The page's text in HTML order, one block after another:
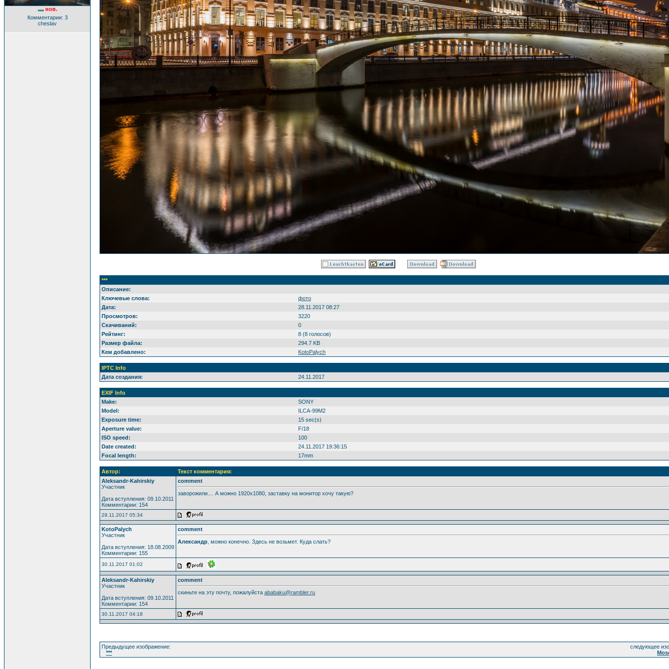
*** нов.
Комментарии: 3
cheslav
***
Описание:
Ключевые слова:
фото
Дата:
28.11.2017 08:27
Просмотров:
3220
Скачиваний:
0
Рейтинг:
8 (8 голосов)
Размер файла:
294.7 KB
Кем добавлено:
KotoPalych
IPTC Info
Дата создания:
24.11.2017
EXIF Info
Make:
SONY
Model:
ILCA-99M2
Exposure time:
15 sec(s)
Aperture value:
F/18
ISO speed:
100
Date created:
24.11.2017 19:36:15
Focal length:
17mm
Автор:
Текст комментария:
Aleksandr-Kahirskiy
Участник
Дата вступления: 09.10.2011
Комментарии: 154
comment
заворожили.... А можно 1920х1080, заставку на монитор хочу такую?
29.11.2017 05:34
KotoPalych
Участник
Дата вступления: 18.08.2009
Комментарии: 155
comment
Александр , можно конечно. Здесь не возьмет. Куда слать?
30.11.2017 01:02
Aleksandr-Kahirskiy
Участник
Дата вступления: 09.10.2011
Комментарии: 154
comment
скиньте на эту почту, пожалуйста ababaku@rambler.ru
30.11.2017 04:18
Предыдущее изображение:
***
следующее